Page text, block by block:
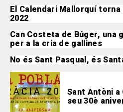
El Calendari Mallorquí
2022
Can Costeta de Búger, una
per a la cria de gallines
No és Sant Pasqual, és
Sant Antòni
seu 30è